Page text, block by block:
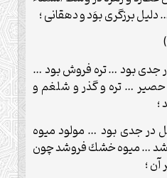
برزگرى بوَد و دهقانى ؛
جدى بود … تره فروش بود …
حصير … تره و گذر و شلغم و
در جدى بود … مولود ميوه
… ميوه خشك فروشد چون
؛